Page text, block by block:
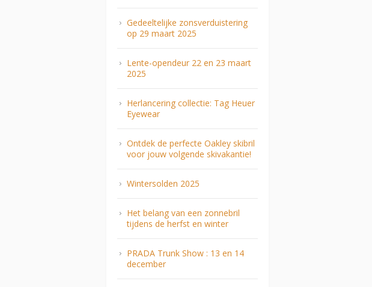
Gedeeltelijke zonsverduistering
op 29 maart 2025
Lente-opendeur 22 en 23 maart
2025
Herlancering collectie: Tag Heuer
Eyewear
Ontdek de perfecte Oakley skibril
voor jouw volgende skivakantie!
Wintersolden 2025
Het belang van een zonnebril
tijdens de herfst en winter
PRADA Trunk Show : 13 en 14
december